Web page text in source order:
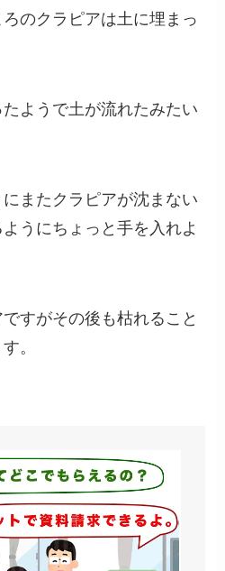
のクラピアは土に埋まっ
ようで土が流れたみたい
またクラピアが沈まない
うにちょっと手を入れよ
すがその後も枯れること
。